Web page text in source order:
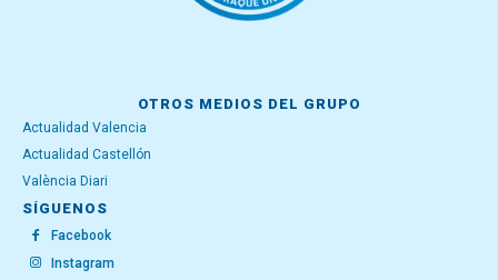
OTROS MEDIOS DEL GRUPO
Actualidad Valencia
Actualidad Castellón
València Diari
SÍGUENOS
Facebook
Instagram